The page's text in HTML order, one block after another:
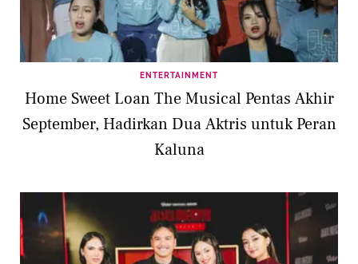
ENTERTAINMENT
Home Sweet Loan The Musical Pentas Akhir
September, Hadirkan Dua Aktris untuk Peran
Kaluna